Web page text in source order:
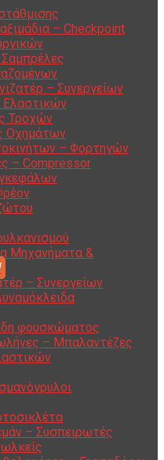
– Checkpoint
– Συνεργείων
Ελαστικών
Τροχών
Οχημάτων
– Φορτηγών
– Compressor
Μηχανήματα &
– Συνεργείων
φουσκώματος
– Μπαλαντέζες
– Συσπειρωτές